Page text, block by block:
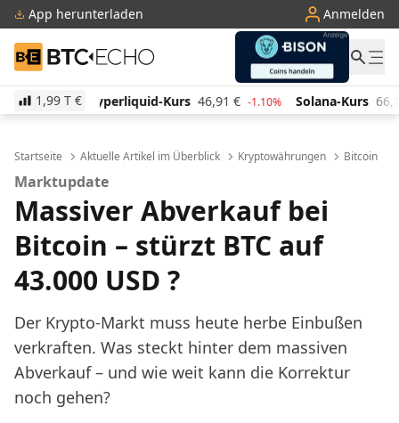
App herunterladen Anmelden
BTC-ECHO
1,99 T €
Kurs 46,91 € -1.10% Solana-Kurs 66,13 € 1.90% TRON-Kurs
Startseite Aktuelle Artikel im Überblick Kryptowährungen Bitcoin
Marktupdate
Massiver Abverkauf bei
Bitcoin – stürzt BTC auf
43.000 USD ?
Der Krypto-Markt muss heute herbe Einbußen
verkraften. Was steckt hinter dem massiven
Abverkauf – und wie weit kann die Korrektur
noch gehen?